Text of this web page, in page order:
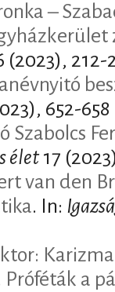
–
(2023), 212-
652-658
Szabolcs
élet17
van den
. In:
Próféták a